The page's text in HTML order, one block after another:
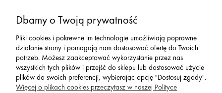
Serwis
Zwroty,Reklamacje Wymiany
Dbamy o Twoją prywatność
Pliki cookies i pokrewne im technologie umożliwiają poprawne
działanie strony i pomagają nam dostosować ofertę do Twoich
potrzeb. Możesz zaakceptować wykorzystanie przez nas
wszystkich tych plików i przejść do sklepu lub dostosować użycie
plików do swoich preferencji, wybierając opcję "Dostosuj zgody".
Więcej o plikach cookies przeczytasz w naszej Polityce